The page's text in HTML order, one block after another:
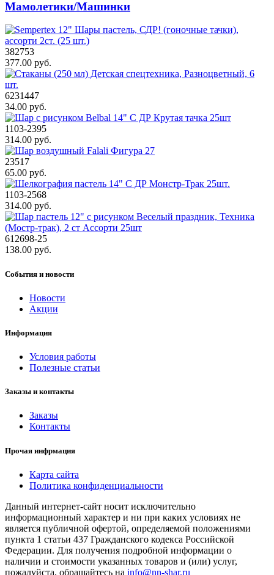
Мамолетики/Машинки
382753
377.00 руб.
6231447
34.00 руб.
1103-2395
314.00 руб.
23517
65.00 руб.
1103-2568
314.00 руб.
612698-25
138.00 руб.
События и новости
Новости
Акции
Информация
Условия работы
Полезные статьи
Заказы и контакты
Заказы
Контакты
Прочая инфрмация
Карта сайта
Политика конфиденциальности
Данный интернет-сайт носит исключительно
информационный характер и ни при каких условиях не
является публичной офертой, определяемой положениями
пункта 1 статьи 437 Гражданского кодекса Российской
Федерации. Для получения подробной информации о
наличии и стоимости указанных товаров и (или) услуг,
пожалуйста, обращайтесь на info@nn-shar.ru